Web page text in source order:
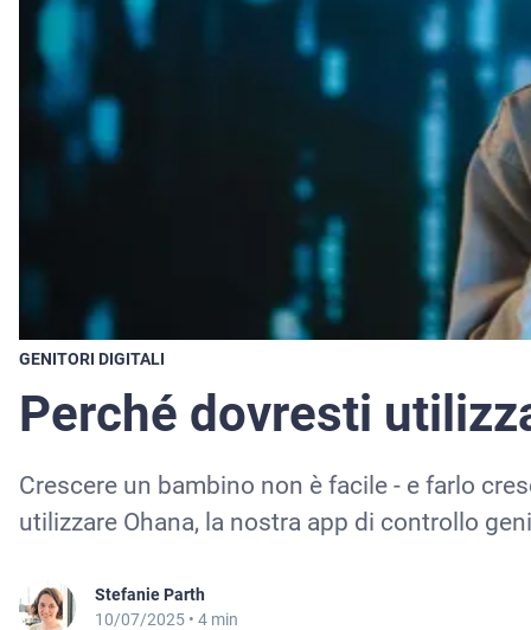
GENITORI DIGITALI
Perché dovresti
Crescere un bambino non è facile - e farlo
utilizzare Ohana, la nostra app di controllo
Stefanie Parth
10/07/2025 • 4 min